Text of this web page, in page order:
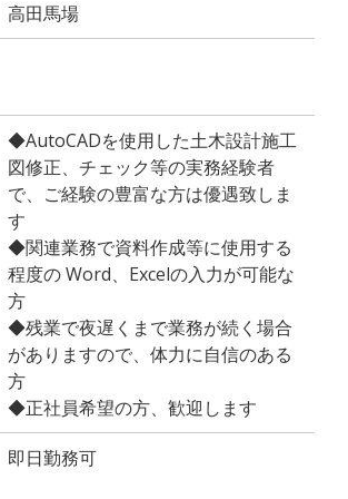
高田馬場
◆AutoCADを使用した土木設計施工
図修正、チェック等の実務経験者
で、ご経験の豊富な方は優遇致しま
す
◆関連業務で資料作成等に使用する
程度の Word、Excelの入力が可能な
方
◆残業で夜遅くまで業務が続く場合
がありますので、体力に自信のある
方
◆正社員希望の方、歓迎します
即日勤務可